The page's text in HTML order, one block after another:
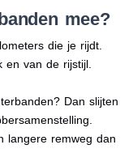
mee?
die je rijdt.
en van de rijstijl.
Dan slijten
langere remweg dan